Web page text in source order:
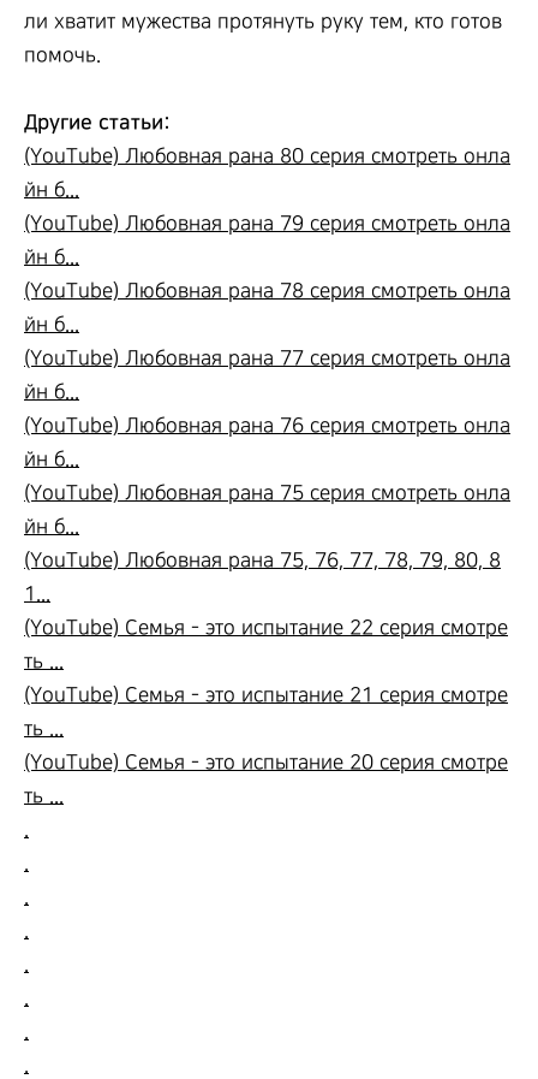
ли хватит мужества протянуть руку тем, кто готов
помочь.
Другие статьи:
(YouTube) Любовная рана 80 серия смотреть онла
йн б...
(YouTube) Любовная рана 79 серия смотреть онла
йн б...
(YouTube) Любовная рана 78 серия смотреть онла
йн б...
(YouTube) Любовная рана 77 серия смотреть онла
йн б...
(YouTube) Любовная рана 76 серия смотреть онла
йн б...
(YouTube) Любовная рана 75 серия смотреть онла
йн б...
(YouTube) Любовная рана 75, 76, 77, 78, 79, 80, 8
1...
(YouTube) Семья - это испытание 22 серия смотре
ть ...
(YouTube) Семья - это испытание 21 серия смотре
ть ...
(YouTube) Семья - это испытание 20 серия смотре
ть ...
.
.
.
.
.
.
.
.